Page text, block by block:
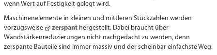
wenn Wert auf Festigkeit gelegt wird.
Maschinenelemente in kleinen und mittleren Stückzahlen werden
vorzugsweise
zerspanthergestellt. Dabei braucht über
Wandstärkenreduzierungen nicht nachgedacht zu werden, denn
zerspante Bauteile sind immer massiv und der scheinbar einfachste Weg.